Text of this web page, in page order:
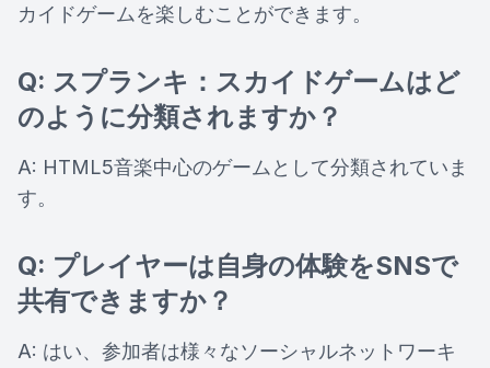
カイドゲームを楽しむことができます。
Q: スプランキ：スカイドゲームはど
のように分類されますか？
A: HTML5音楽中心のゲームとして分類されていま
す。
Q: プレイヤーは自身の体験をSNSで
共有できますか？
A: はい、参加者は様々なソーシャルネットワーキ